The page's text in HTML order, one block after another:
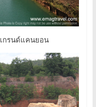
กรนด์แคนยอน